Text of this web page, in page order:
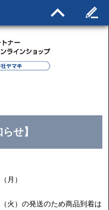
せ】
月）
火）の発送のため商品到着は